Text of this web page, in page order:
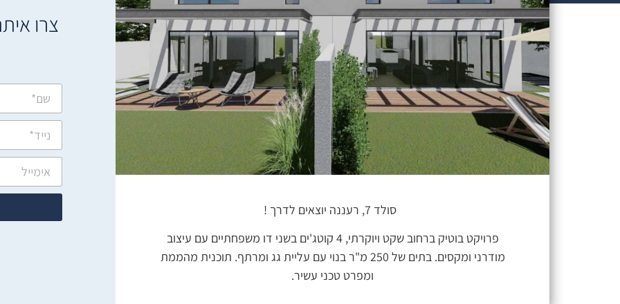
סולד 7, רעננה יוצאים לדרך !
פרויקט בוטיק ברחוב שקט ויוקרתי, 4 קוטג'ים בשני דו משפחתיים עם עיצוב
מודרני ומקסים. בתים של 250 מ"ר בנוי עם עליית גג ומרתף. תוכנית מהממת
ומפרט טכני עשיר.
צרו